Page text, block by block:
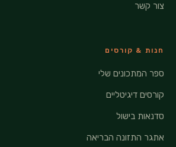
צור קשר
חנות & קורסים
ספר המתכונים שלי
קורסים דיגיטליים
סדנאות בישול
אתגר התזונה הבריאה